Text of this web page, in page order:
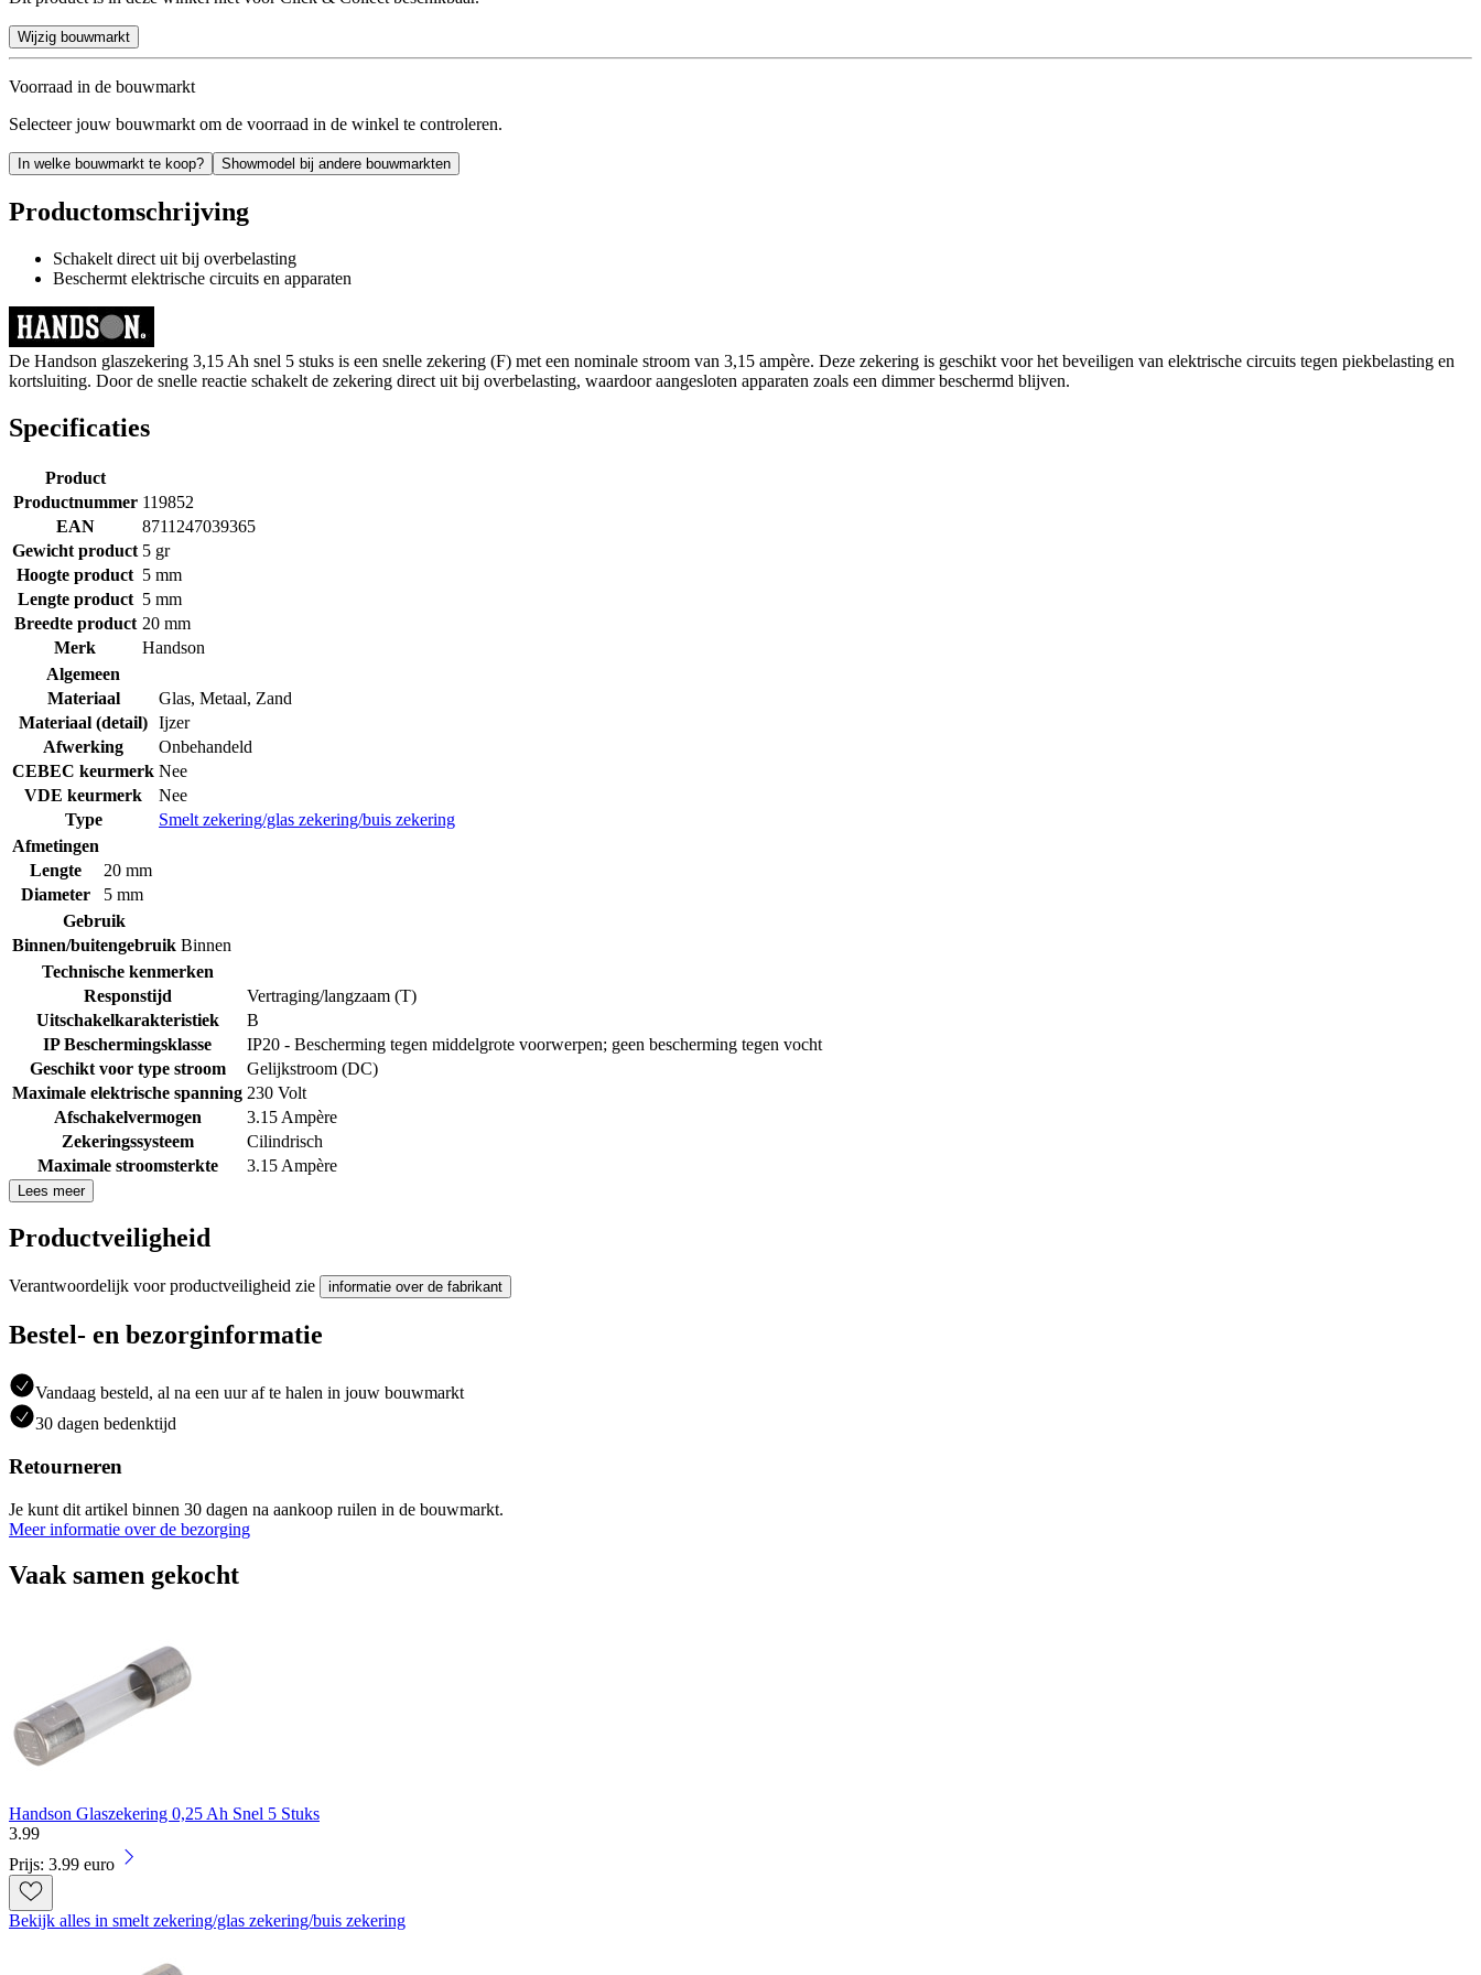
Wijzig bouwmarkt
Voorraad in de bouwmarkt
Selecteer jouw bouwmarkt om de voorraad in de winkel te controleren.
In welke bouwmarkt te koop? Showmodel bij andere bouwmarkten
Productomschrijving
Schakelt direct uit bij overbelasting
Beschermt elektrische circuits en apparaten
De Handson glaszekering 3,15 Ah snel 5 stuks is een snelle zekering (F) met een nominale stroom van 3,15 ampère. Deze zekering is geschikt voor het beveiligen van elektrische circuits tegen piekbelasting en
kortsluiting. Door de snelle reactie schakelt de zekering direct uit bij overbelasting, waardoor aangesloten apparaten zoals een dimmer beschermd blijven.
Specificaties
Product
Productnummer 119852
EAN
8711247039365
Gewicht product 5 gr
Hoogte product 5 mm
Lengte product 5 mm
Breedte product 20 mm
Merk
Handson
Algemeen
Materiaal
Glas, Metaal, Zand
Materiaal (detail) Ijzer
Afwerking
Onbehandeld
CEBEC keurmerk Nee
VDE keurmerk
Nee
Type
Smelt zekering/glas zekering/buis zekering
Afmetingen
Lengte
20 mm
Diameter
5 mm
Gebruik
Binnen/buitengebruik Binnen
Technische kenmerken
Responstijd
Vertraging/langzaam (T)
Uitschakelkarakteristiek
B
IP Beschermingsklasse
IP20 - Bescherming tegen middelgrote voorwerpen; geen bescherming tegen vocht
Geschikt voor type stroom
Gelijkstroom (DC)
Maximale elektrische spanning 230 Volt
Afschakelvermogen
3.15 Ampère
Zekeringssysteem
Cilindrisch
Maximale stroomsterkte
3.15 Ampère
Lees meer
Productveiligheid
Verantwoordelijk voor productveiligheid zie informatie over de fabrikant
Bestel- en bezorginformatie
Vandaag besteld, al na een uur af te halen in jouw bouwmarkt
30 dagen bedenktijd
Retourneren
Je kunt dit artikel binnen 30 dagen na aankoop ruilen in de bouwmarkt.
Meer informatie over de bezorging
Vaak samen gekocht
Handson Glaszekering 0,25 Ah Snel 5 Stuks
3.99
Prijs: 3.99 euro
Bekijk alles in smelt zekering/glas zekering/buis zekering